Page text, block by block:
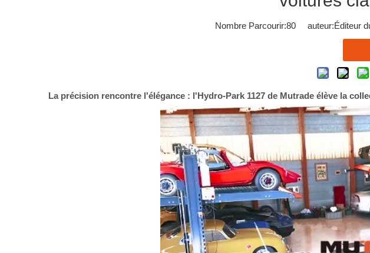
Nombre Parcourir:80 auteur:Éditeur
La précision rencontre l'élégance : l'Hydro-Park 1127 de Mutrade élève la